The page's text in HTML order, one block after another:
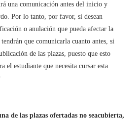
una comunicación antes del inicio y
Por lo tanto, por favor, si desean
o anulación que pueda afectar la
que comunicarla cuanto antes, si
de las plazas, puesto que esto
el estudiante que necesita cursar esta
de las plazas ofertadas no seacubierta,